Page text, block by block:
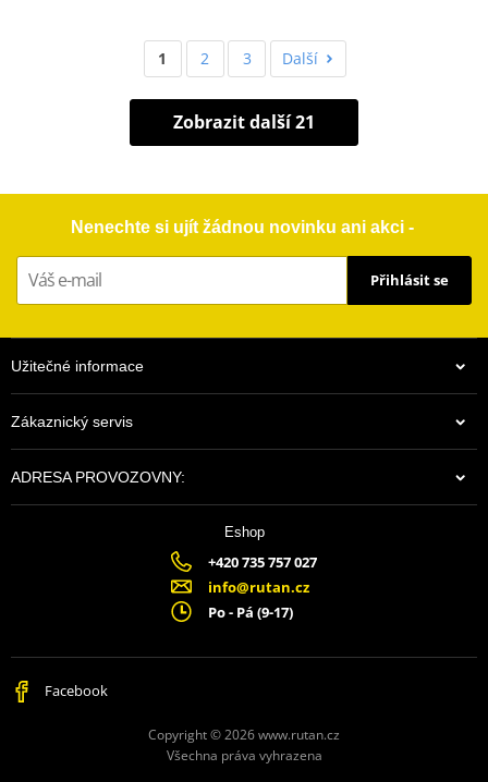
1 2 3 Další
Zobrazit další 21
Nenechte si ujít žádnou novinku ani akci -
Přihlásit se
Užitečné informace
Zákaznický servis
ADRESA PROVOZOVNY:
Eshop
+420 735 757 027
info@rutan.cz
Po - Pá (9-17)
Facebook
Copyright © 2026 www.rutan.cz
Všechna práva vyhrazena